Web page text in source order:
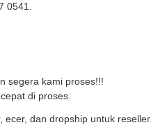
0541.
segera kami proses!!!
di proses.
dan dropship untuk reseller.